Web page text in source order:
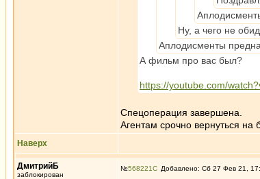
Ну, а чего не
Аплодисменты
А фильм про вас был?
https://youtube.com/
Спецоперация завершена.
Агентам срочно вернуться на
Наверх
ДмитрийБ
заблокирован
№568221 Добавлено: Сб 27 Фев 21,